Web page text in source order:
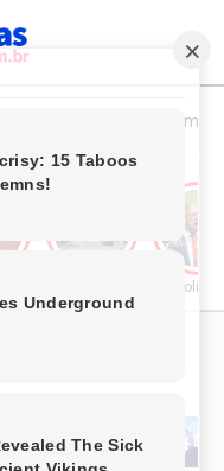
Política & Economia
Política